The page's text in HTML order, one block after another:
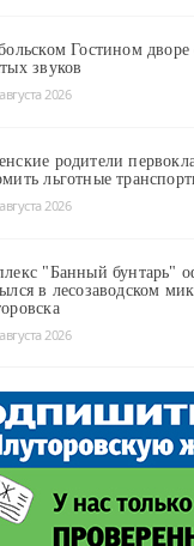
Гостином
звуков
2026
родители
льготные
2026
"Банный бунтарь"
в лесозаводском
2026